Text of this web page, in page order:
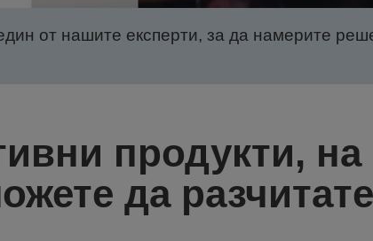
от нашите експерти, за да намерите
продукти, на
да разчитате